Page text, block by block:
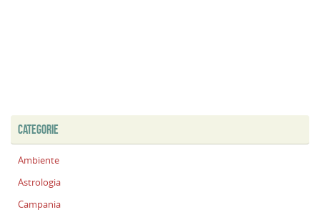
CATEGORIE
Ambiente
Astrologia
Campania